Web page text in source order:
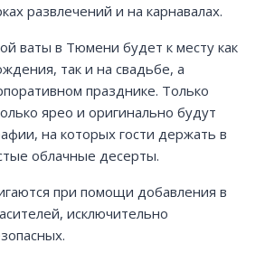
развлечений и на карнавалах.
ваты в Тюмени будет к месту как
так и на свадьбе, а
празднике. Только
ярео и оригинально будут
на которых гости держать в
облачные десерты.
при помощи добавления в
исключительно